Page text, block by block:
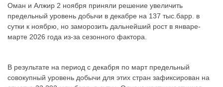
Оман и Алжир 2 ноября приняли решение увеличить
предельный уровень добычи в декабре на 137 тыс.барр. в
сутки к ноябрю, но заморозить дальнейший рост в январе-
марте 2026 года из-за сезонного фактора.
В результате на период с декабря по март предельный
совокупный уровень добычи для этих стран зафиксирован на